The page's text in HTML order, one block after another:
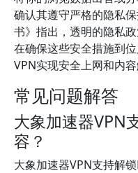
确认其遵守严格的隐私
书》指出，透明的隐私
在确保这些安全措施到
VPN实现安全上网和内容
常见问题解答
大象加速器VPN
容？
大象加速器VPN支持解